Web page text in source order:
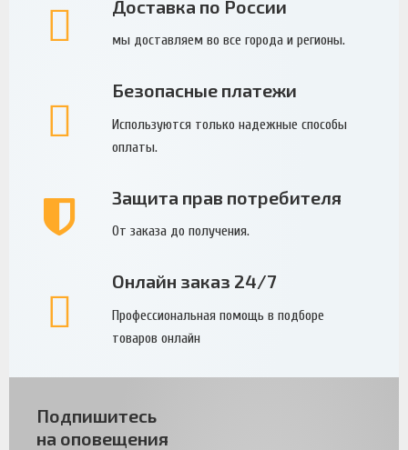
Доставка по России
мы доставляем во все города и регионы.
Безопасные платежи
Используются только надежные способы
оплаты.
Защита прав потребителя
От заказа до получения.
Онлайн заказ 24/7
Профессиональная помощь в подборе
товаров онлайн
Подпишитесь
на оповещения